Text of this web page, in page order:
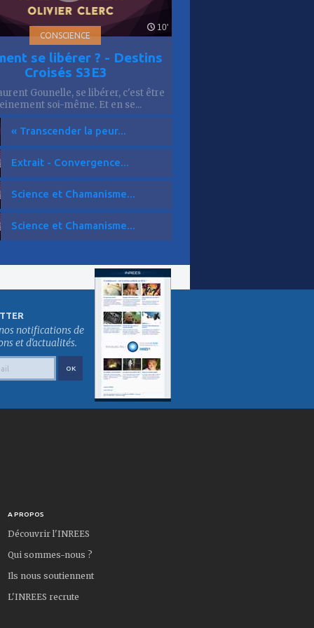
10'
CONSCIENCE
se libérer ? - Destins
Croisés S3E3
Gounelle, se libérer, c'est être
soi-même. Et en se...
« Transcender la peur...
Extrait - Convergence...
Science et Chamanisme...
Science et Chamanisme...
notifications de
et d'actualités.
A PROPOS
Découvrir l'INREES
Qui sommes-nous ?
Ils nous soutiennent
L'INREES recrute